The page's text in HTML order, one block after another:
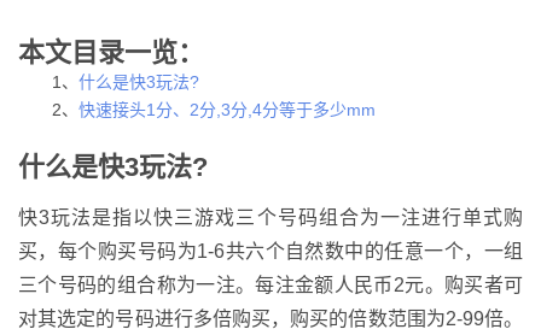
本文目录一览：
1、 什么是快3玩法?
2、 快速接头1分、2分,3分,4分等于多少mm
什么是快3玩法?
快3玩法是指以快三游戏三个号码组合为一注进行单式购
买，每个购买号码为1-6共六个自然数中的任意一个，一组
三个号码的组合称为一注。每注金额人民币2元。购买者可
对其选定的号码进行多倍购买，购买的倍数范围为2-99倍。